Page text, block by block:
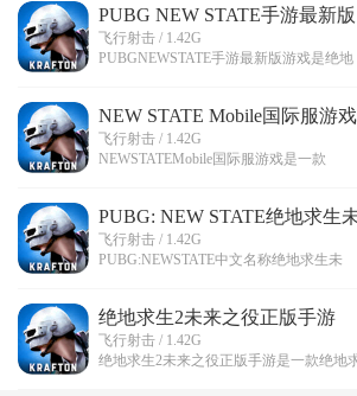
PUBG NEW STATE手游最新版
飞行射击 / 1.42G
PUBGNEWSTATE手游最新版游戏是绝地
NEW STATE Mobile国际服游
飞行射击 / 1.42G
NEWSTATEMobile国际服游戏是一款
PUBG: NEW STATE绝地求生
免费版
飞行射击 / 1.42G
PUBG:NEWSTATE中文名称绝地求生未
绝地求生2未来之役正版手游
飞行射击 / 1.42G
绝地求生2未来之役正版手游是一款绝地